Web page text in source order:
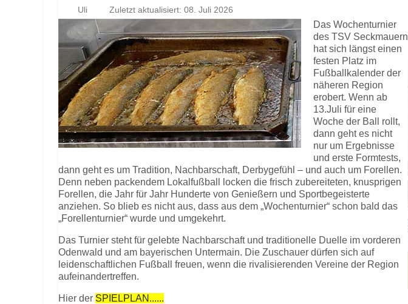
Uli Zuletzt aktualisiert: 08. Juli 2026
Das Wochenturnier
des TSV Seckmauern
hat sich längst einen
festen Platz im
Fußballkalender der
näheren Region
erobert. Wenn ab
13.Juli für eine
Woche der Ball rollt,
dann geht es nicht
nur um Ergebnisse
und erste Formtests,
dann geht es um Tradition, Nachbarschaft, Derbygefühl – und auch um Forellen.
Denn neben packendem Lokalfußball locken die frisch zubereiteten, knusprigen
Forellen, die Jahr für Jahr Hunderte von Genießern und Sportbegeisterte
anziehen. So blieb es nicht aus, dass aus dem „Wochenturnier“ schon bald das
„Forellenturnier“ wurde und umgekehrt.
Das Turnier steht für gelebte Nachbarschaft und traditionelle Duelle im vorderen
Odenwald und am bayerischen Untermain. Die Zuschauer dürfen sich auf
leidenschaftlichen Fußball freuen, wenn die rivalisierenden Vereine der Region
aufeinandertreffen.
Hier der SPIELPLAN......